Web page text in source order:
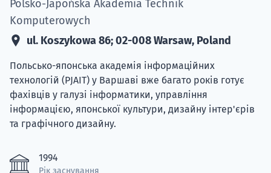
Polsko-Japońska Akademia Technik
Komputerowych
ul. Koszykowa 86; 02-008 Warsaw, Poland
Польсько-японська академія інформаційних
технологій (PJAIT) у Варшаві вже багато років готує
фахівців у галузі інформатики, управління
інформацією, японської культури, дизайну інтер'єрів
та графічного дизайну.
1994